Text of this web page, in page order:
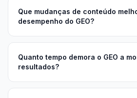
Que mudanças de conteúdo
desempenho do GEO?
Quanto tempo demora o GEO a
resultados?